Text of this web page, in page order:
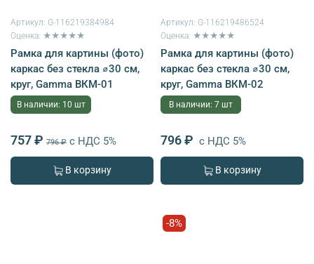
Артикул: G-116219384984
Оценка: ★★★★★
Рамка для картины (фото)
каркас без стекла ⌀30 см,
круг, Gamma ВКМ-01
В наличии: 10 шт
757 ₽ 796 ₽ с НДС 5%
В корзину
Артикул: G-116219486524
Оценка: ★★★★★
Рамка для картины (фото)
каркас без стекла ⌀30 см,
круг, Gamma ВКМ-02
В наличии: 7 шт
796 ₽ с НДС 5%
В корзину
-8%